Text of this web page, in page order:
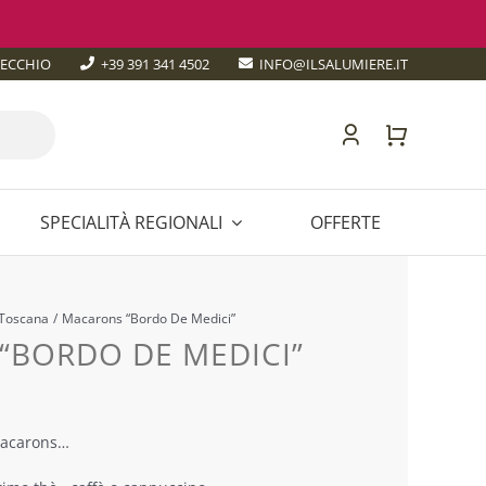
+39 391 341 4502 INFO@ILSALUMIERE.IT
SPECIALITÀ REGIONALI
VENETO
OFFERTE
Macarons “Bordo De Medici”
DE MEDICI”